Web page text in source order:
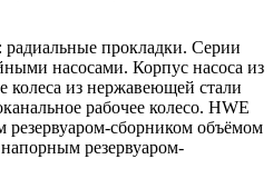
прокладки. Серии
насосами. Корпус насоса из
колеса из нержавеющей стали
рабочее колесо. HWE
сборником объёмом
резервуаром-